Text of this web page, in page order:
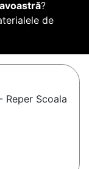
?
de
Reper Scoala